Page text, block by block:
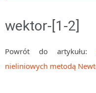
wektor-[1-2]
Powrót do artykułu:
nieliniowych metodą